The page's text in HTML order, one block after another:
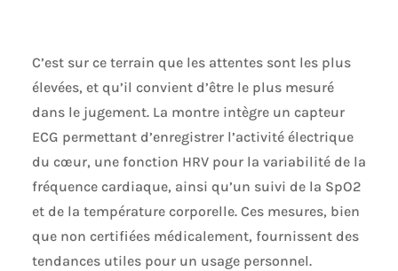
de la fréquence
cardiaque, de la
SpO2, du stress et
corporelle, pour une
protection continue
jour et nuit. Un
intelligent analyse
la durée du
sommeil profond,
C’est sur ce terrain que les attentes sont les plus
élevées, et qu’il convient d’être le plus mesuré
dans le jugement. La montre intègre un capteur
ECG permettant d’enregistrer l’activité électrique
du cœur, une fonction HRV pour la variabilité de la
fréquence cardiaque, ainsi qu’un suivi de la SpO2
et de la température corporelle. Ces mesures, bien
que non certifiées médicalement, fournissent des
tendances utiles pour un usage personnel.